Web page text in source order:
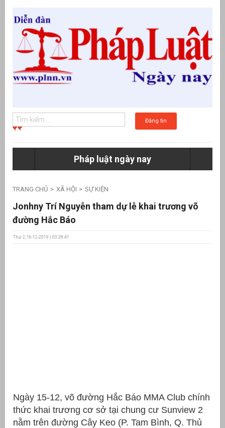
Đăng tin
Pháp luật ngày nay
TRANG CHỦ XÃ HỘI SỰ KIỆN
Jonhny Trí Nguyễn tham dự lễ khai trương võ
đường Hắc Báo
Thứ 2, 16-12-2019 | 03:28:41
Ngày 15-12, võ đường Hắc Báo MMA Club chính
thức khai trương cơ sở tại chung cư Sunview 2
nằm trên đường Cây Keo (P. Tam Bình, Q. Thủ